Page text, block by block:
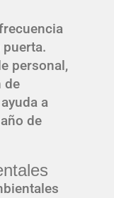
personal,
de
a
de